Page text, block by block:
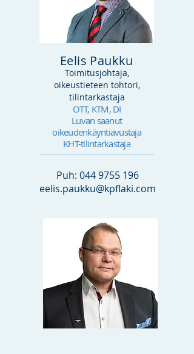
Eelis Paukku
Toimitusjohtaja,
oikeustieteen tohtori,
tilintarkastaja
OTT, KTM, DI
Luvan saanut
oikeudenkäyntiavustaja
KHT-tilintarkastaja
Puh: 044 9755 196
eelis.paukku@kpflaki.com